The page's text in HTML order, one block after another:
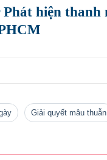
Phát hiện thanh
giải quyết mâu thuẫn